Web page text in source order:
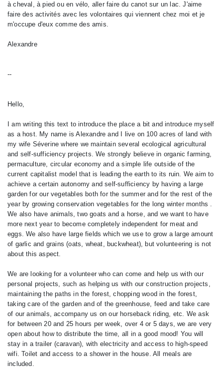
à cheval, à pied ou en vélo, aller faire du canot sur un lac. J'aime
faire des activités avec les volontaires qui viennent chez moi et je
m'occupe d'eux comme des amis.
Alexandre
--
Hello,
I am writing this text to introduce the place a bit and introduce myself
as a host. My name is Alexandre and I live on 100 acres of land with
my wife Séverine where we maintain several ecological agricultural
and self-sufficiency projects. We strongly believe in organic farming,
permaculture, circular economy and a simple life outside of the
current capitalist model that is leading the earth to its ruin. We aim to
achieve a certain autonomy and self-sufficiency by having a large
garden for our vegetables both for the summer and for the rest of the
year by growing conservation vegetables for the long winter months .
We also have animals, two goats and a horse, and we want to have
more next year to become completely independent for meat and
eggs. We also have large fields which we use to grow a large amount
of garlic and grains (oats, wheat, buckwheat), but volunteering is not
about this aspect.
We are looking for a volunteer who can come and help us with our
personal projects, such as helping us with our construction projects,
maintaining the paths in the forest, chopping wood in the forest,
taking care of the garden and of the greenhouse, feed and take care
of our animals, accompany us on our horseback riding, etc. We ask
for between 20 and 25 hours per week, over 4 or 5 days, we are very
open about how to distribute the time, all in a good mood! You will
stay in a trailer (caravan), with electricity and access to high-speed
wifi. Toilet and access to a shower in the house. All meals are
included.